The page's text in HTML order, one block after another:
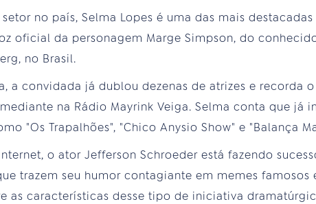
setor no país, Selma Lopes é uma das mais
oficial da personagem Marge Simpson, do
no Brasil.
a convidada já dublou dezenas de atrizes e recorda
na Rádio Mayrink Veiga. Selma conta que já
"Os Trapalhões", "Chico Anysio Show" e "Balança
o ator Jefferson Schroeder está fazendo
trazem seu humor contagiante em memes famosos
as características desse tipo de iniciativa